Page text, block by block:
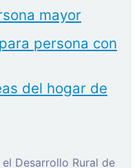
mayor
persona con
del hogar de
Desarrollo Rural de